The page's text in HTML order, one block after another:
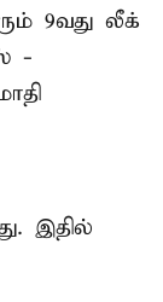
9வது லீக்
-
இதில்